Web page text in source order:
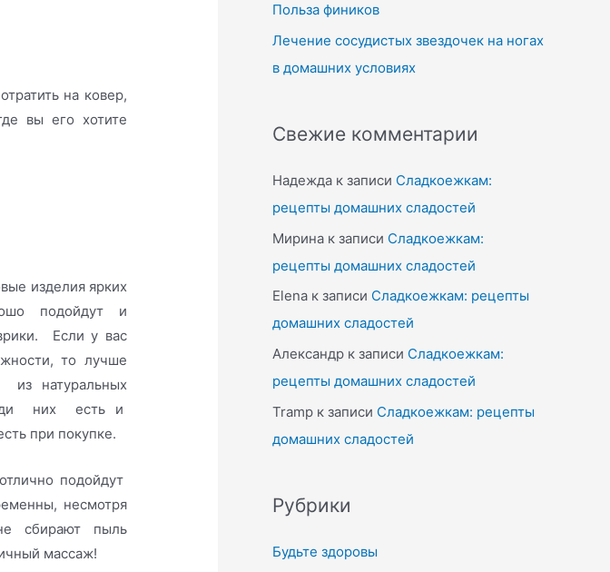
на ковер,
вы его хотите
изделия ярких
подойдут и
Если у вас
то лучше
из натуральных
них есть и
при покупке.
подойдут
несмотря
сбирают пыль
массаж!
Польза фиников
Лечение сосудистых звездочек на ногах
в домашних условиях
Свежие комментарии
Надежда к записи Сладкоежкам:
рецепты домашних сладостей
Мирина к записи Сладкоежкам:
рецепты домашних сладостей
Elena к записи Сладкоежкам: рецепты
домашних сладостей
Александр к записи Сладкоежкам:
рецепты домашних сладостей
Tramp к записи Сладкоежкам: рецепты
домашних сладостей
Рубрики
Будьте здоровы